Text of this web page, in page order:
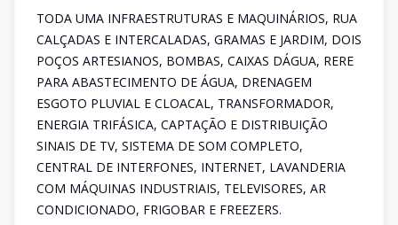
TODA UMA INFRAESTRUTURAS E MAQUINÁRIOS, RUA
CALÇADAS E INTERCALADAS, GRAMAS E JARDIM, DOIS
POÇOS ARTESIANOS, BOMBAS, CAIXAS DÁGUA, RERE
PARA ABASTECIMENTO DE ÁGUA, DRENAGEM
ESGOTO PLUVIAL E CLOACAL, TRANSFORMADOR,
ENERGIA TRIFÁSICA, CAPTAÇÃO E DISTRIBUIÇÃO
SINAIS DE TV, SISTEMA DE SOM COMPLETO,
CENTRAL DE INTERFONES, INTERNET, LAVANDERIA
COM MÁQUINAS INDUSTRIAIS, TELEVISORES, AR
CONDICIONADO, FRIGOBAR E FREEZERS.